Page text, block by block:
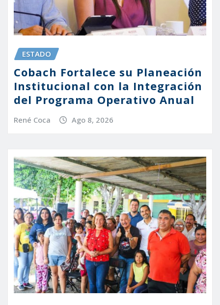
ESTADO
Cobach Fortalece su Planeación
Institucional con la Integración
del Programa Operativo Anual
René Coca Ago 8, 2026